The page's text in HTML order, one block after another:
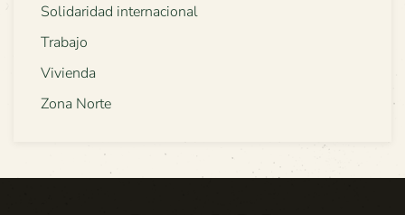
Solidaridad internacional
Trabajo
Vivienda
Zona Norte